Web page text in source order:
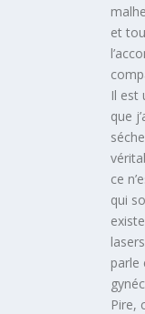
et
Il est
que
ce
qui
parle
Pire,